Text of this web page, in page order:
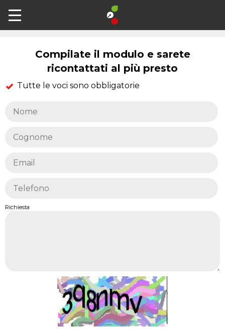
Contatti
Compilate il modulo e sarete
ricontattati al più presto
Tutte le voci sono obbligatorie
Richiesta